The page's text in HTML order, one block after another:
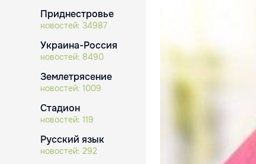
Приднестровье
новостей: 34987
Украина-Россия
новостей: 8490
Землетрясение
новостей: 1009
Стадион
новостей: 119
Русский язык
новостей: 292